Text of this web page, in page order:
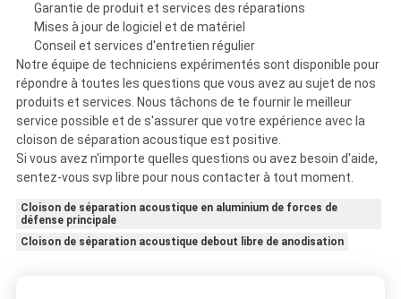
Garantie de produit et services des réparations
Mises à jour de logiciel et de matériel
Conseil et services d'entretien régulier
Notre équipe de techniciens expérimentés sont disponible pour
répondre à toutes les questions que vous avez au sujet de nos
produits et services. Nous tâchons de te fournir le meilleur
service possible et de s'assurer que votre expérience avec la
cloison de séparation acoustique est positive.
Si vous avez n'importe quelles questions ou avez besoin d'aide,
sentez-vous svp libre pour nous contacter à tout moment.
Cloison de séparation acoustique en aluminium de forces de
défense principale
Cloison de séparation acoustique debout libre de anodisation